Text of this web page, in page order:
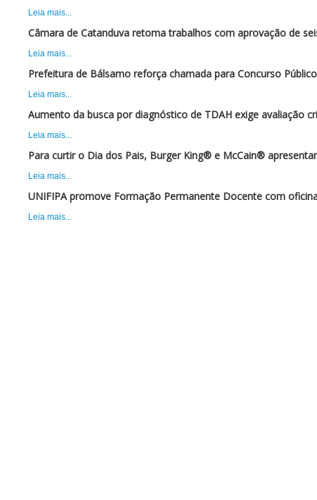
Leia mais...
Câmara de Catanduva retoma trabalhos com aprovação de
Leia mais...
Prefeitura de Bálsamo reforça chamada para Concurso
Leia mais...
Aumento da busca por diagnóstico de TDAH exige avaliação
Leia mais...
Para curtir o Dia dos Pais, Burger King® e McCain®
Leia mais...
UNIFIPA promove Formação Permanente Docente com
Leia mais...